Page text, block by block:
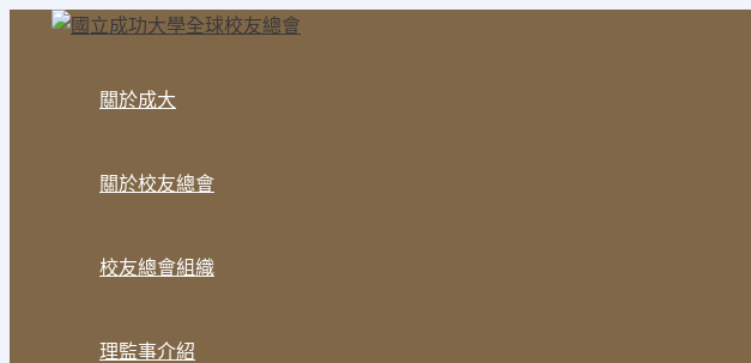
關於成大
關於校友總會
校友總會組織
理監事介紹